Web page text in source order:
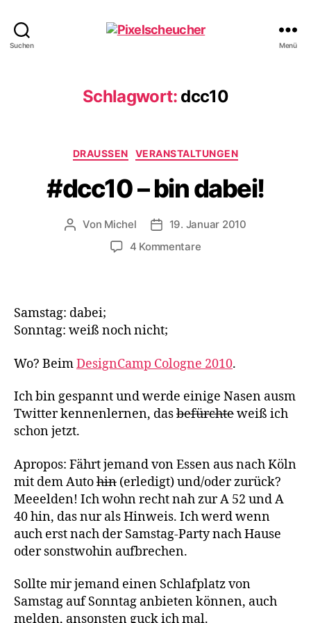
Suchen Menü
Schlagwort: dcc10
Kategorien
DRAUSSEN VERANSTALTUNGEN
#dcc10 – bin dabei!
Beitragsautor
Von Michel Veröffentlichungsdatum
19. Januar 2010
4 Kommentarezu
Samstag: dabei;
Sonntag: weiß noch nicht;
Wo? BeimDesignCamp Cologne 2010.
Ich bin gespannt und werde einige Nasen ausm
Twitter kennenlernen, dasbefürchteweiß ich
schon jetzt.
Apropos: Fährt jemand von Essen aus nach Köln
mit dem Autohin (erledigt) und/oder zurück?
Meeelden! Ich wohn recht nah zur A 52 und A
40 hin, das nur als Hinweis. Ich werd wenn
auch erst nach der Samstag-Party nach Hause
oder sonstwohin aufbrechen.
Sollte mir jemand einen Schlafplatz von
Samstag auf Sonntag anbieten können, auch
melden, ansonsten guck ich mal.